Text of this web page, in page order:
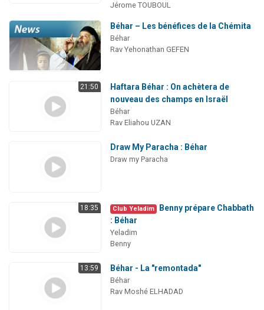
Jérome TOUBOUL
Béhar – Les bénéfices de la Chémita
Béhar
Rav Yehonathan GEFEN
21:50
Haftara Béhar : On achètera de
nouveau des champs en Israël
Béhar
Rav Eliahou UZAN
Draw My Paracha : Béhar
Draw my Paracha
18:35 Club Yeladim
Benny prépare Chabbath
: Béhar
Yeladim
Benny
13:59 Béhar - La "remontada"
Béhar
Rav Moshé ELHADAD